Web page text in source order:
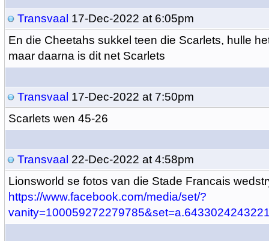
Transvaal 17-Dec-2022 at 6:05pm
En die Cheetahs sukkel teen die Scarlets, hulle
maar daarna is dit net Scarlets
Transvaal 17-Dec-2022 at 7:50pm
Scarlets wen 45-26
Transvaal 22-Dec-2022 at 4:58pm
Lionsworld se fotos van die Stade Francais
https://www.facebook.com/media/set/?